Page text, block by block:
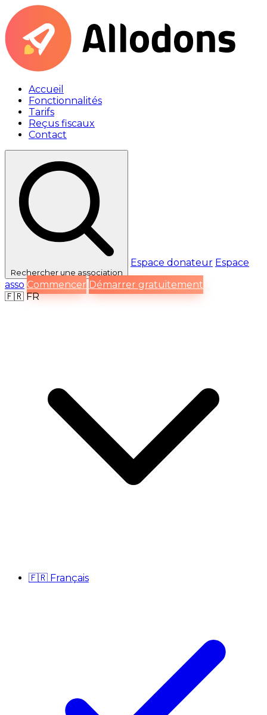
Accueil
Fonctionnalités
Tarifs
Reçus fiscaux
Contact
Rechercherune association
Espace donateur Espace
asso Commencer Démarrer gratuitement
🇫🇷 FR
🇫🇷 Français